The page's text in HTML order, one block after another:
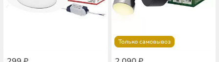
Только самовывоз